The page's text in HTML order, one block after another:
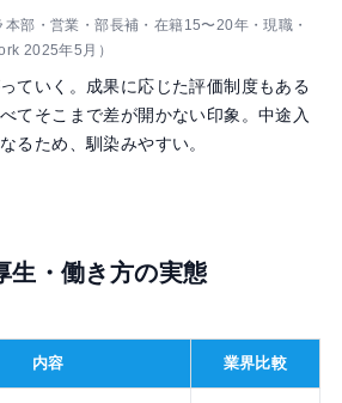
部・営業・部長補・在籍15〜20年・現職・
2025年5月）
ていく。成果に応じた評価制度もある
てそこまで差が開かない印象。中途入
るため、馴染みやすい。
生・働き方の実態
内容 業界比較